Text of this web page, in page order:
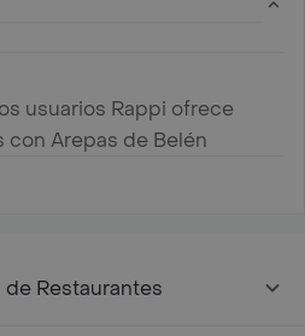
usuarios Rappi ofrece
con Arepas de Belén
de Restaurantes